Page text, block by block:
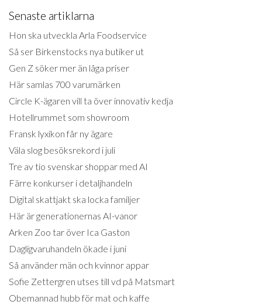
Senaste artiklarna
Hon ska utveckla Arla Foodservice
Så ser Birkenstocks nya butiker ut
Gen Z söker mer än låga priser
Här samlas 700 varumärken
Circle K-ägaren vill ta över innovativ kedja
Hotellrummet som showroom
Fransk lyxikon får ny ägare
Väla slog besöksrekord i juli
Tre av tio svenskar shoppar med AI
Färre konkurser i detaljhandeln
Digital skattjakt ska locka familjer
Här är generationernas AI-vanor
Arken Zoo tar över Ica Gaston
Dagligvaruhandeln ökade i juni
Så använder män och kvinnor appar
Sofie Zettergren utses till vd på Matsmart
Obemannad hubb för mat och kaffe